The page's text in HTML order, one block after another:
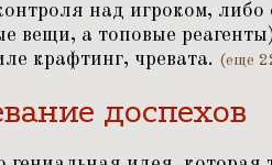
над игроком,
вещи, а топовые
крафтинг, чревата. (еще
доспехов